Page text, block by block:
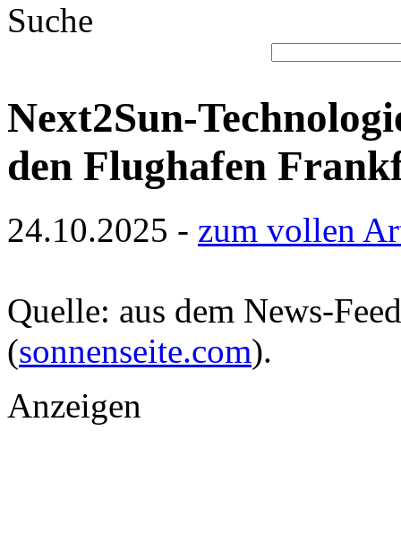
Suche
Next2Sun-
den Flughafen
24.10.2025 - zum vollen
Quelle: aus dem News-
(sonnenseite.com).
Anzeigen